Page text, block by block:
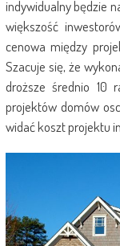
indywidualny będzie
większość
cenowa między
Szacuje się, że
droższe średnio 10
projektów domów
widać koszt projektu